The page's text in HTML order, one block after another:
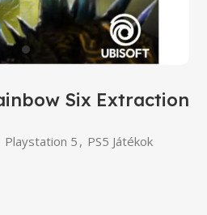
Six Extraction
Playstation 5 , PS5 Játékok